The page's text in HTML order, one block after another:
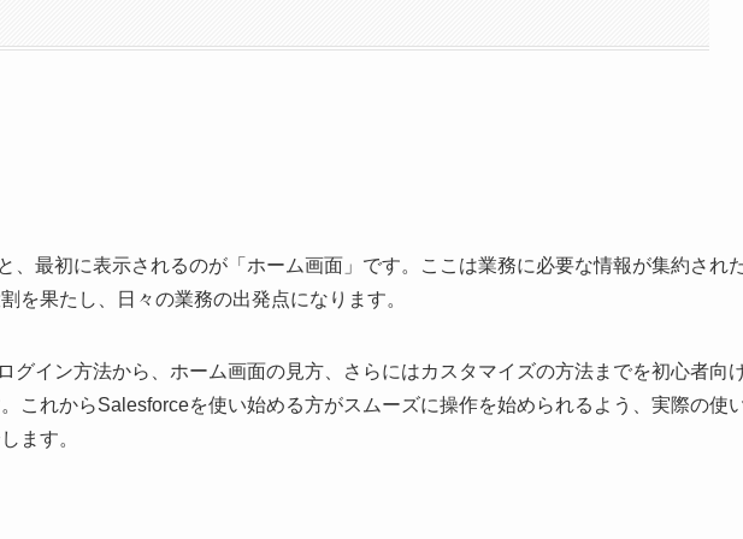
、最初に表示されるのが「ホーム画面」です。ここは業務に必要な情報が集約され
を果たし、日々の業務の出発点になります。
グイン方法から、ホーム画面の見方、さらにはカスタマイズの方法までを初心者向
これからSalesforceを使い始める方がスムーズに操作を始められるよう、実際の使
ます。